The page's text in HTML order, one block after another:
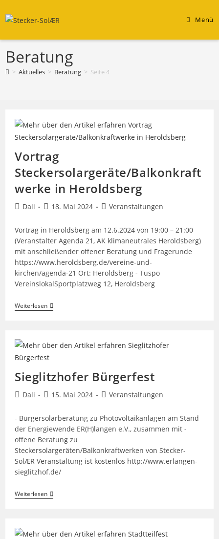
Inhalt
Menü
Beratung
> Aktuelles > Beratung > Seite 4
Vortrag
Steckersolargeräte/Balkonkraft
werke in Heroldsberg
Beitrags-
Dali
Beitrag
18. Mai 2024
Beitrags-
Veranstaltungen
Vortrag in Heroldsberg am 12.6.2024 von 19:00 – 21:00
(Veranstalter Agenda 21, AK klimaneutrales Heroldsberg)
mit anschließender offener Beratung und Fragerunde
https://www.heroldsberg.de/vereine-und-
kirchen/agenda-21 Ort: Heroldsberg - Tuspo
VereinslokalSportplatzweg 12, Heroldsberg
WeiterlesenVortrag
Steckersolargeräte/Balkonkraftwerke
Sieglitzhofer Bürgerfest
Beitrags-
Dali
Beitrag
15. Mai 2024
Beitrags-
Veranstaltungen
- Bürgersolarberatung zu Photovoltaikanlagen am Stand
der Energiewende ER(H)langen e.V., zusammen mit -
offene Beratung zu
Steckersolargeräten/Balkonkraftwerken von Stecker-
SolÆR Veranstaltung ist kostenlos http://www.erlangen-
sieglitzhof.de/
WeiterlesenSieglitzhofer
Bürgerfest